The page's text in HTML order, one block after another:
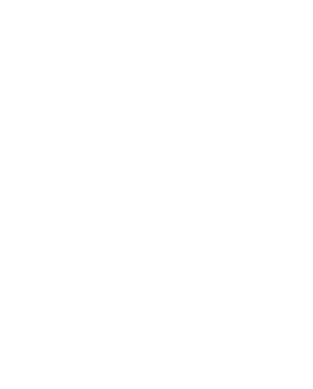
で含めて構成さ
本 26打点